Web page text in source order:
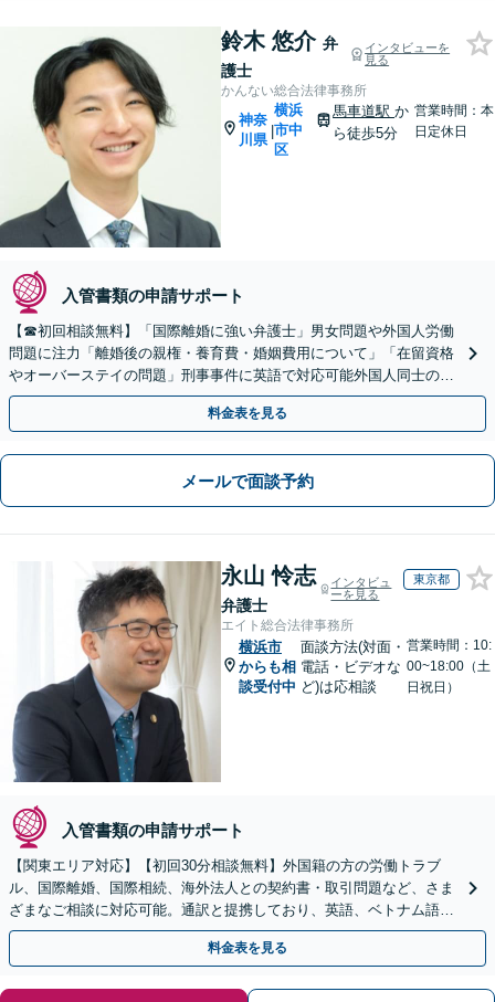
鈴木 悠介 弁
護士
インタビューを
見る
かんない総合法律事務所
神奈
川県
|
横浜
市中
区
馬車道駅か
ら徒歩5分
営業時間：本
日定休日
入管書類の申請サポート
【☎︎初回相談無料】「国際離婚に強い弁護士」男女問題や外国人労働
問題に注力「離婚後の親権・養育費・婚姻費用について」「在留資格
やオーバーステイの問題」刑事事件に英語で対応可能外国人同士の金
銭トラブルもお任せください【休日・夜間相談可】
料金表を見る
メールで面談予約
永山 怜志
弁護士
インタビュ
ーを見る
東京都
エイト総合法律事務所
横浜市
からも相
談受付中
面談方法(対面・
電話・ビデオな
ど)は応相談
営業時間：10:
00~18:00（土
日祝日）
入管書類の申請サポート
【関東エリア対応】【初回30分相談無料】外国籍の方の労働トラブ
ル、国際離婚、国際相続、海外法人との契約書・取引問題など、さま
ざまなご相談に対応可能。通訳と提携しており、英語、ベトナム語、
中国語、タイ語等対応可能です（通訳料別途）。
料金表を見る